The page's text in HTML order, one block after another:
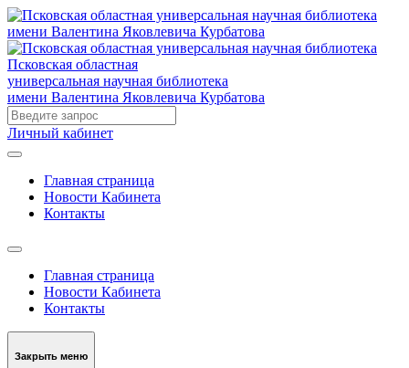
Псковская областная
универсальная научная библиотека
имени Валентина Яковлевича Курбатова
Личный кабинет
Главная страница
Новости Кабинета
Контакты
Главная страница
Новости Кабинета
Контакты
Закрыть меню